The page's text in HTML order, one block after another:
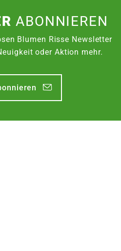
ABONNIEREN
Blumen Risse Newsletter
oder Aktion mehr.